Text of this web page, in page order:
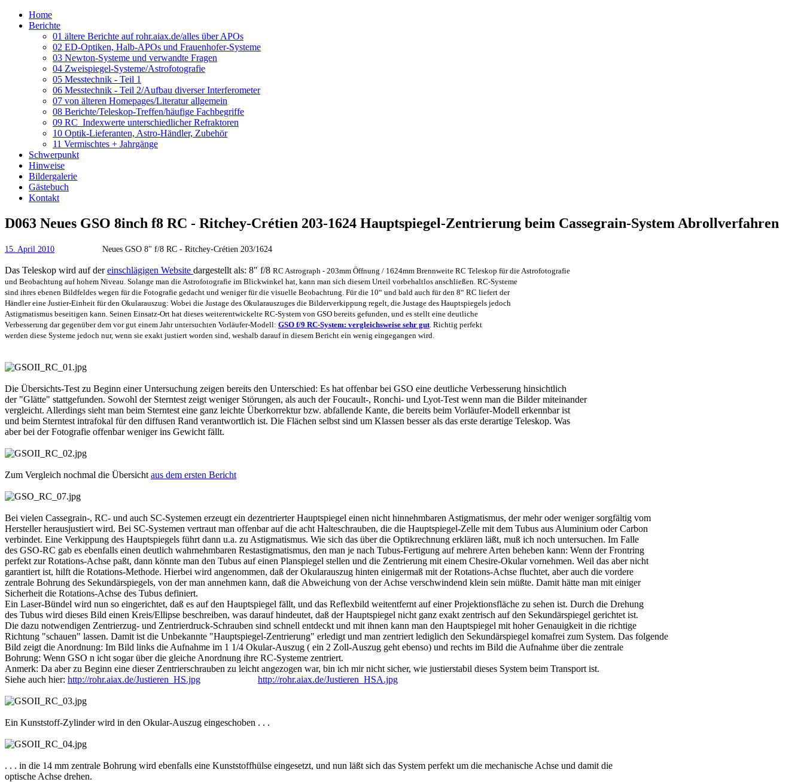
Home
Berichte
01 ältere Berichte auf rohr.aiax.de/alles über APOs
02 ED-Optiken, Halb-APOs und Frauenhofer-Systeme
03 Newton-Systeme und verwandte Fragen
04 Zweispiegel-Systeme/Astrofotografie
05 Messtechnik - Teil 1
06 Messtechnik - Teil 2/Aufbau diverser Interferometer
07 von älteren Homepages/Literatur allgemein
08 Berichte/Teleskop-Treffen/häufige Fachbegriffe
09 RC_Indexwerte unterschiedlicher Refraktoren
10 Optik-Lieferanten, Astro-Händler, Zubehör
11 Vermischtes + Jahrgänge
Schwerpunkt
Hinweise
Bildergalerie
Gästebuch
Kontakt
D063 Neues GSO 8inch f8 RC - Ritchey-Crétien 203-1624 Hauptspiegel-Zentrierung beim Cassegrain-System Abrollverfahren
15. April 2010 Neues GSO 8" f/8 RC - Ritchey-Crétien 203/1624
Das Teleskop wird auf dereinschlägigen Website dargestellt als: 8" f/8 RC Astrograph - 203mm Öffnung / 1624mm Brennweite RC Teleskop für die Astrofotografie
und Beobachtung auf hohem Niveau. Solange man die Astrofotografie im Blickwinkel hat, kann man sich diesem Urteil vorbehaltlos anschließen. RC-Systeme
sind ihres ebenen Bildfeldes wegen für die Fotografie gedacht und weniger für die visuelle Beobachtung. Für die 10“ und bald auch für den 8“ RC liefert der
Händler eine Justier-Einheit für den Okularauszug: Wobei die Justage des Okularauszuges die Bilderverkippung regelt, die Justage des Hauptspiegels jedoch
Astigmatismus beseitigen kann. Seinen Einsatz-Ort hat dieses weiterentwickelte RC-System von GSO bereits gefunden, und es stellt eine deutliche
Verbesserung dar gegenüber dem vor gut einem Jahr untersuchten Vorläufer-Modell: GSO f/9 RC-System: vergleichsweise sehr gut . Richtig perfekt
werden diese Systeme jedoch nur, wenn sie exakt justiert worden sind, weshalb darauf in diesem Bericht ein wenig eingegangen wird.
Die Übersichts-Test zu Beginn einer Untersuchung zeigen bereits den Unterschied: Es hat offenbar bei GSO eine deutliche Verbesserung hinsichtlich
der "Glätte" stattgefunden. Sowohl der Sterntest zeigt weniger Störungen, als auch der Foucault-, Ronchi- und Lyot-Test wenn man die Bilder miteinander
vergleicht. Allerdings sieht man beim Sterntest eine ganz leichte Überkorrektur bzw. abfallende Kante, die bereits beim Vorläufer-Modell erkennbar ist
und beim Sterntest intrafokal für den diffusen Rand verantwortlich ist. Die Flächen selbst sind um Klassen besser als das erste derartige Teleskop. Was
aber bei der Fotografie offenbar weniger ins Gewicht fällt.
Zum Vergleich nochmal die Übersicht aus dem ersten Bericht
Bei vielen Cassegrain-, RC- und auch SC-Systemen erzeugt ein dezentrierter Hauptspiegel einen nicht hinnehmbaren Astigmatismus, der mehr oder weniger sorgfältig vom
Hersteller herausjustiert wird. Bei SC-Systemen vertraut man offenbar auf die acht Halteschrauben, die die Hauptspiegel-Zelle mit dem Tubus aus Aluminium oder Carbon
verbindet. Eine Verkippung des Hauptspiegels führt dann u.a. zu Astigmatismus. Wie sich das über die Optikrechnung erklären läßt, muß ich noch untersuchen. Im Falle
des GSO-RC gab es ebenfalls einen deutlich wahrnehmbaren Restastigmatismus, den man je nach Tubus-Fertigung auf mehrere Arten beheben kann: Wenn der Frontring
perfekt zur Rotations-Achse paßt, dann könnte man den Tubus auf einen Planspiegel stellen und die Zentrierung mit einem Chesire-Okular vornehmen. Weil das aber nicht
garantiert ist, hilft die Rotations-Methode. Hierbei wird angenommen, daß der Okularauszug hinten einigermaß mit der Rotations-Achse fluchtet, aber auch die vordere
zentrale Bohrung des Sekundärspiegels, von der man annehmen kann, daß die Abweichung von der Achse verschwindend klein sein müßte. Damit hätte man mit einiger
Sicherheit die Rotations-Achse des Tubus definiert.
Ein Laser-Bündel wird nun so eingerichtet, daß es auf den Hauptspiegel fällt, und das Reflexbild weitentfernt auf einer Projektionsfläche zu sehen ist. Durch die Drehung
des Tubus wird dieses Bild einen Kreis/Ellipse beschreiben, was darauf hindeutet, daß der Hauptspiegel nicht ganz exakt zentrisch auf den Sekundärspiegel gerichtet ist.
Die dazu notwendigen Zentrierzug- und Zentrierdruck-Schrauben sind schnell entdeckt und mit ihnen kann man den Hauptspiegel mit hoher Genauigkeit in die richtige
Richtung "schauen" lassen. Damit ist die Unbekannte "Hauptspiegel-Zentrierung" erledigt und man zentriert lediglich den Sekundärspiegel komafrei zum System. Das folgende
Bild zeigt die Anordnung: Im Bild links die Aufnahme im 1 1/4 Okular-Auszug ( ein 2 Zoll-Auszug geht ebenso) und rechts im Bild die Aufnahme über die zentrale
Bohrung: Wenn GSO n icht sogar über die gleiche Anordnung ihre RC-Systeme zentriert.
Anmerk: Da aber zu Beginn eine dieser Zentrierschrauben zu leicht angezogen war, bin ich mir nicht sicher, wie justierstabil dieses System beim Transport ist.
Siehe auch hier: http://rohr.aiax.de/Justieren_HS.jpg http://rohr.aiax.de/Justieren_HSA.jpg
Ein Kunststoff-Zylinder wird in den Okular-Auszug eingeschoben . . .
. . . in die 14 mm zentrale Bohrung wird ebenfalls eine Kunststoffhülse eingesetzt, und nun läßt sich das System perfekt um die mechanische Achse und damit die
optische Achse drehen.